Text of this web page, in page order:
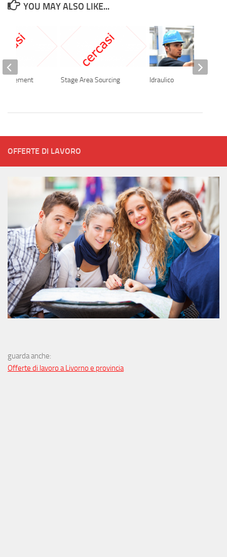
YOU MAY ALSO LIKE...
Stage Area Sourcing Idraulico
OFFERTE DI LAVORO
guarda anche:
Offerte di lavoro a Livorno e provincia